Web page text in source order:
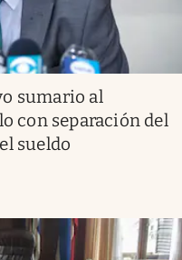
sumario al
con separación del
sueldo